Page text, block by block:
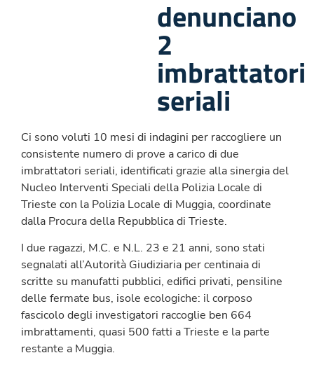
denunciano
2
imbrattatori
seriali
Ci sono voluti 10 mesi di indagini per raccogliere un
consistente numero di prove a carico di due
imbrattatori seriali, identificati grazie alla sinergia del
Nucleo Interventi Speciali della Polizia Locale di
Trieste con la Polizia Locale di Muggia, coordinate
dalla Procura della Repubblica di Trieste.
I due ragazzi, M.C. e N.L. 23 e 21 anni, sono stati
segnalati all’Autorità Giudiziaria per centinaia di
scritte su manufatti pubblici, edifici privati, pensiline
delle fermate bus, isole ecologiche: il corposo
fascicolo degli investigatori raccoglie ben 664
imbrattamenti, quasi 500 fatti a Trieste e la parte
restante a Muggia.